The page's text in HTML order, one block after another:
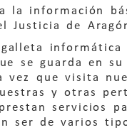
la información
Justicia de
informática
se guarda en
vez que visita
y otras
servicios
ser de varios